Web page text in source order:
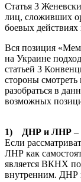
Статья 3
лиц, сложивших
боевых
Вся позиция
на Украине
статьей 3
стороны
разобраться в
возможных
1) ДНР и ЛНР –
Если
ЛНР как
является ВКНХ по
внутренним. ДНР